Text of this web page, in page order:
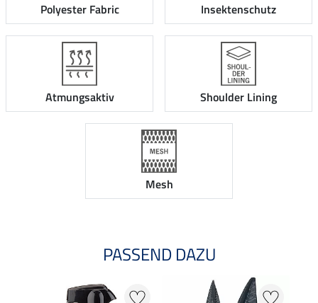
Polyester Fabric Insektenschutz
Atmungsaktiv Shoulder Lining
Mesh
PASSEND DAZU